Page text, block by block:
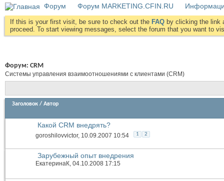
Форум Форум MARKETING.CFIN.RU
If this is your first visit, be sure to check out the FAQ by clicking the link
proceed. To start viewing messages, select the forum that you want to
Форум: CRM
Системы управления взаимоотношениями с клиентами (CRM)
Заголовок / Автор
Какой CRM внедрять?
goroshilovvictor, 10.09.2007 10:54 1 2
Зарубежный опыт внедрения
ЕкатеринаК, 04.10.2008 17:15